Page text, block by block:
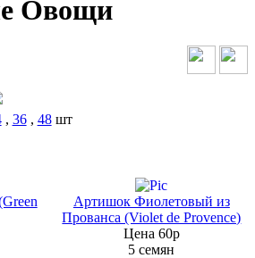
Овощи
, 36, 48шт
Артишок Фиолетовый из
Прованса (Violet de Provence)
Цена 60р
5 семян